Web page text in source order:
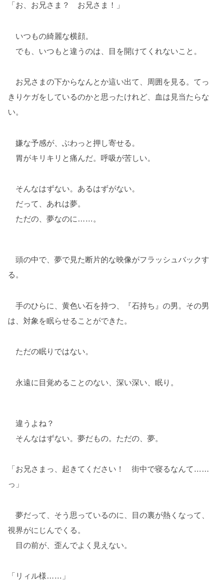
「お、お兄さま？ お兄さま！」
いつもの綺麗な横顔。
でも、いつもと違うのは、目を開けてくれないこと。
お兄さまの下からなんとか這い出て、周囲を見る。てっ
きりケガをしているのかと思ったけれど、血は見当たらな
い。
嫌な予感が、ぶわっと押し寄せる。
胃がキリキリと痛んだ。呼吸が苦しい。
そんなはずない。あるはずがない。
だって、あれは夢。
ただの、夢なのに……。
頭の中で、夢で見た断片的な映像がフラッシュバックす
る。
手のひらに、黄色い石を持つ、『石持ち』の男。その男
は、対象を眠らせることができた。
ただの眠りではない。
永遠に目覚めることのない、深い深い、眠り。
違うよね？
そんなはずない。夢だもの。ただの、夢。
「お兄さまっ、起きてください！ 街中で寝るなんて……
っ」
夢だって、そう思っているのに、目の裏が熱くなって、
視界がにじんでくる。
目の前が、歪んでよく見えない。
「リィル様……」